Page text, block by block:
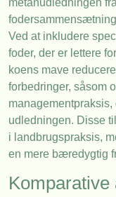
Ved at inkludere
foder, der er lettere
koens mave
forbedringer, såsom
udledningen. Disse
i landbrugspraksis,
en mere bæredygtig
Komparative